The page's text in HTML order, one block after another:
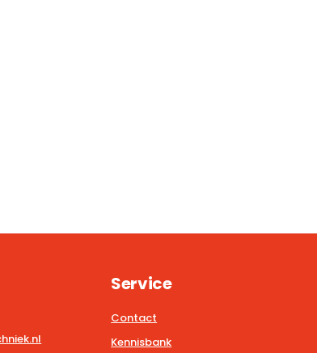
Service
Contact
Kennisbank